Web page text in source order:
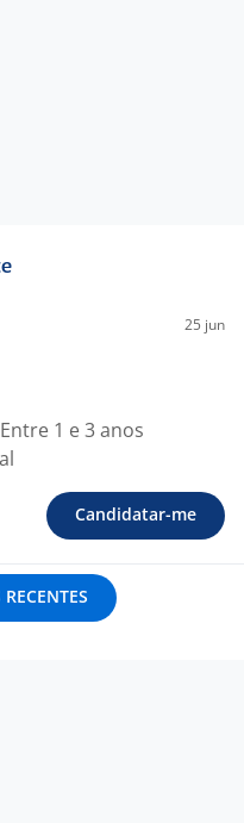
25 jun
Entre 1 e 3 anos
Candidatar-me